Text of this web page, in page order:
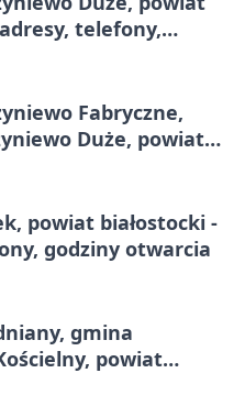
telefony,
Fabryczne,
Duże, powiat
powiat białostocki -
godziny otwarcia
gmina
powiat